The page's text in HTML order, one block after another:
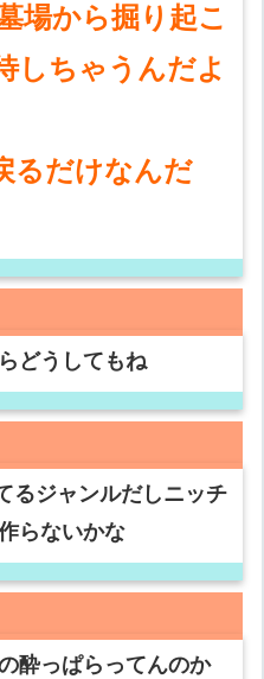
場から掘り起こ
しちゃうんだよ
るだけなんだ
どうしてもね
るジャンルだしニッチ
らないかな
酔っぱらってんのか